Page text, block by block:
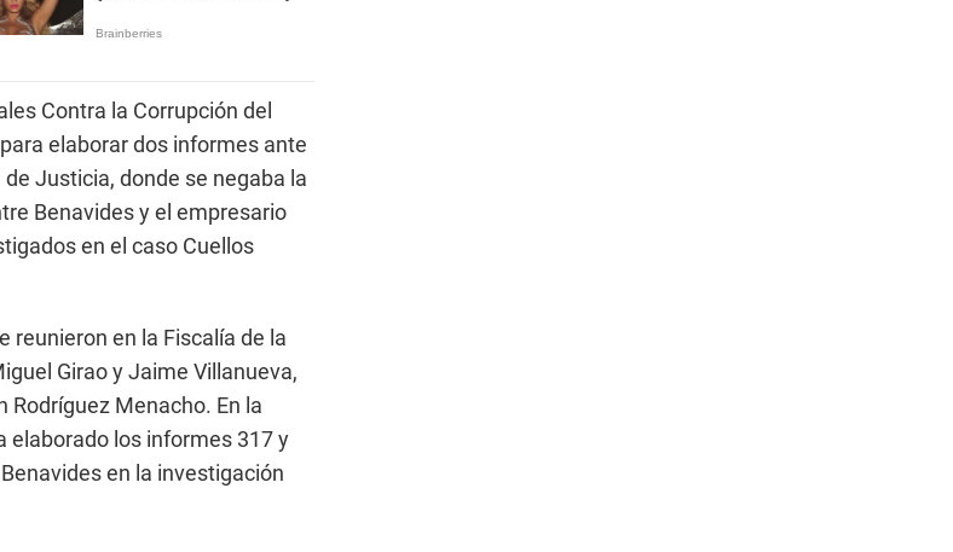
Contra la Corrupción del
elaborar dos informes ante
Justicia, donde se negaba la
Benavides y el empresario
en el caso Cuellos
reunieron en la Fiscalía de la
Girao y Jaime Villanueva,
Rodríguez Menacho. En la
elaborado los informes 317 y
en la investigación